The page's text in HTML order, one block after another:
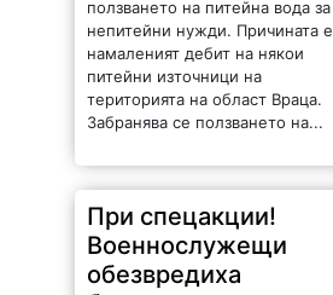
ползването на питейна вода за
непитейни нужди. Причината е
намаленият дебит на някои
питейни източници на
територията на област Враца.
Забранява се ползването на...
При спецакции!
Военнослужещи
обезвредиха